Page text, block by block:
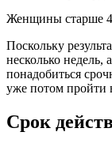
Женщины старше
Поскольку
несколько
понадобиться
уже потом пройти
Срок